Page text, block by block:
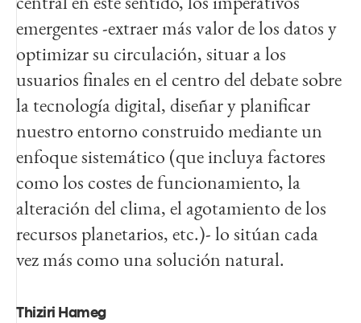
emergentes -extraer más valor de los datos y
optimizar su circulación, situar a los
usuarios finales en el centro del debate sobre
la tecnología digital, diseñar y planificar
nuestro entorno construido mediante un
enfoque sistemático (que incluya factores
como los costes de funcionamiento, la
alteración del clima, el agotamiento de los
recursos planetarios, etc.)- lo sitúan cada
vez más como una solución natural.
Thiziri Hameg